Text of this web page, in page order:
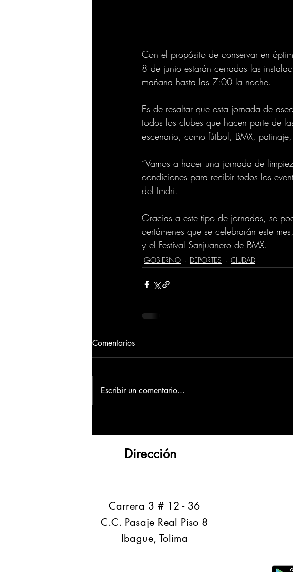
Con el propósito de conservar en
8 de junio estarán cerradas las
mañana hasta las 7:00 la noche.
Es de resaltar que esta jornada de
todos los clubes que hacen parte de
escenario, como fútbol, BMX,
“Vamos a hacer una jornada de
condiciones para recibir todos los
del Imdri.
Gracias a este tipo de jornadas, se
certámenes que se celebrarán este
y el Festival Sanjuanero de BMX.
GOBIERNO DEPORTES CIUDAD
Comentarios
Escribir un comentario...
Dirección
​Carrera 3 # 12 - 36
C.C. Pasaje Real Piso 8
Ibague, Tolima